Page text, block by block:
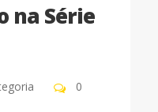
na Série
0